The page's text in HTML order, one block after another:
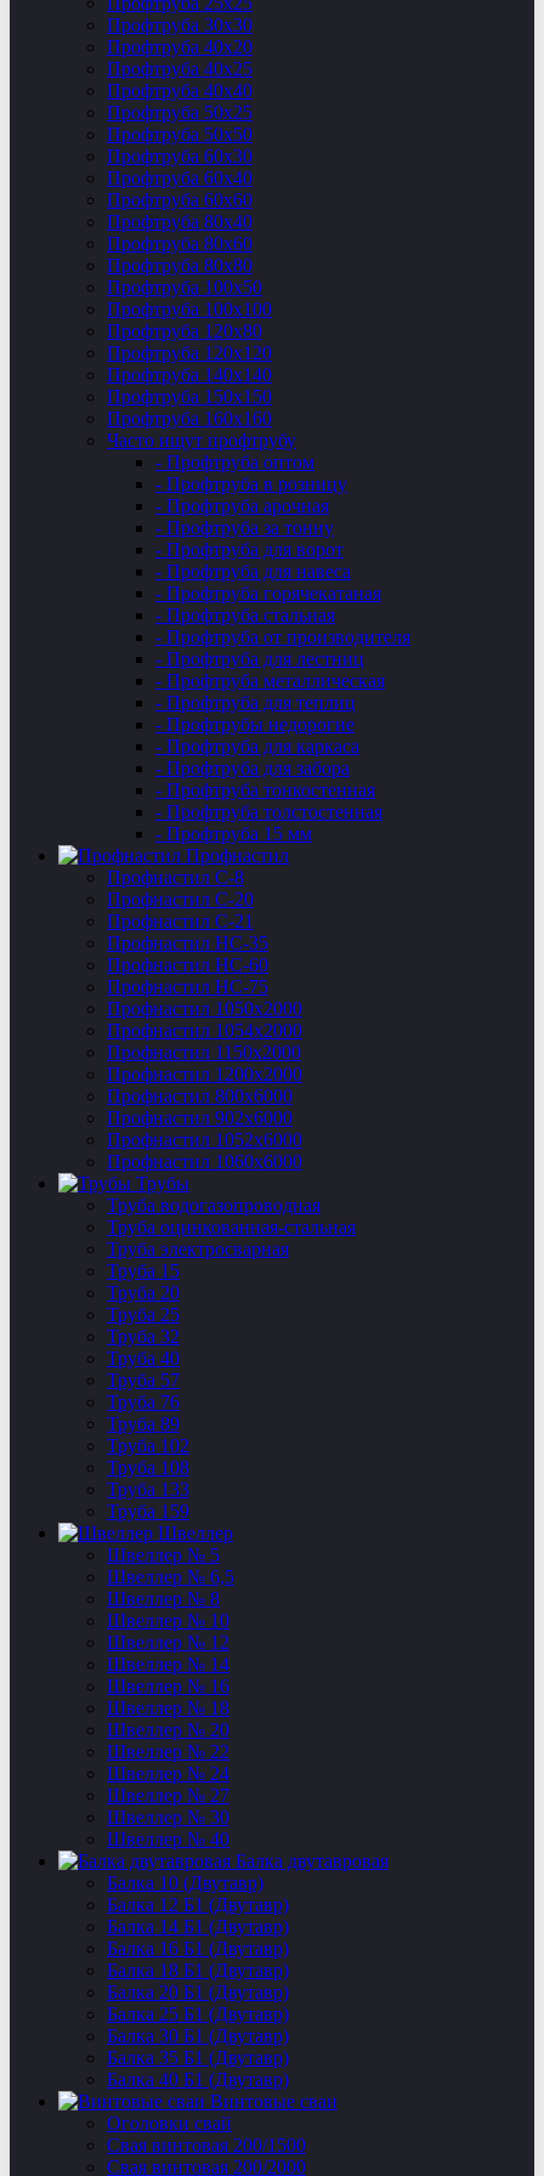
Профтруба 30х30
Профтруба 40х20
Профтруба 40х25
Профтруба 40х40
Профтруба 50х25
Профтруба 50х50
Профтруба 60х30
Профтруба 60х40
Профтруба 60х60
Профтруба 80х40
Профтруба 80х60
Профтруба 80х80
Профтруба 100х50
Профтруба 100х100
Профтруба 120х80
Профтруба 120х120
Профтруба 140х140
Профтруба 150х150
Профтруба 160х160
Часто ищут профтрубу
- Профтруба оптом
- Профтруба в розницу
- Профтруба арочная
- Профтруба за тонну
- Профтруба для ворот
- Профтруба для навеса
- Профтруба горячекатаная
- Профтруба стальная
- Профтруба от производителя
- Профтруба для лестниц
- Профтруба металлическая
- Профтруба для теплиц
- Профтрубы недорогие
- Профтруба для каркаса
- Профтруба для забора
- Профтруба тонкостенная
- Профтруба толстостенная
- Профтруба 15 мм
Профнастил
Профнастил C-8
Профнастил С-20
Профнастил C-21
Профнастил НС-35
Профнастил НС-60
Профнастил НС-75
Профнастил 1050х2000
Профнастил 1054х2000
Профнастил 1150х2000
Профнастил 1200х2000
Профнастил 800х6000
Профнастил 902х6000
Профнастил 1052х6000
Профнастил 1060х6000
Трубы
Труба водогазопроводная
Труба оцинкованная-стальная
Труба электросварная
Труба 15
Труба 20
Труба 25
Труба 32
Труба 40
Труба 57
Труба 76
Труба 89
Труба 102
Труба 108
Труба 133
Труба 159
Швеллер
Швеллер № 5
Швеллер № 6,5
Швеллер № 8
Швеллер № 10
Швеллер № 12
Швеллер № 14
Швеллер № 16
Швеллер № 18
Швеллер № 20
Швеллер № 22
Швеллер № 24
Швеллер № 27
Швеллер № 30
Швеллер № 40
Балка двутавровая
Балка 10 (Двутавр)
Балка 12 Б1 (Двутавр)
Балка 14 Б1 (Двутавр)
Балка 16 Б1 (Двутавр)
Балка 18 Б1 (Двутавр)
Балка 20 Б1 (Двутавр)
Балка 25 Б1 (Двутавр)
Балка 30 Б1 (Двутавр)
Балка 35 Б1 (Двутавр)
Балка 40 Б1 (Двутавр)
Винтовые сваи
Оголовки свай
Свая винтовая 200/1500
Свая винтовая 200/2000